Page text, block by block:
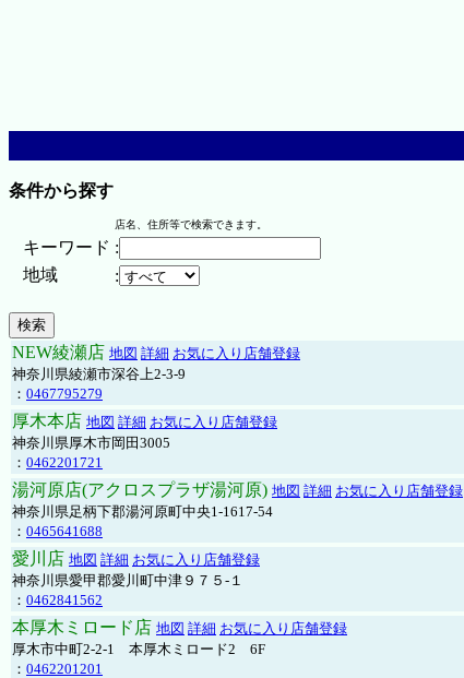
条件から探す
店名、住所等で検索できます。
キーワード :
地域
:
NEW綾瀬店 地図 詳細 お気に入り店舗登録
神奈川県綾瀬市深谷上2-3-9
： 0467795279
厚木本店 地図 詳細 お気に入り店舗登録
神奈川県厚木市岡田3005
： 0462201721
湯河原店(アクロスプラザ湯河原) 地図 詳細 お気に入り店舗登録
神奈川県足柄下郡湯河原町中央1-1617-54
： 0465641688
愛川店 地図 詳細 お気に入り店舗登録
神奈川県愛甲郡愛川町中津９７５-１
： 0462841562
本厚木ミロード店 地図 詳細 お気に入り店舗登録
厚木市中町2-2-1 本厚木ミロード2 6F
： 0462201201